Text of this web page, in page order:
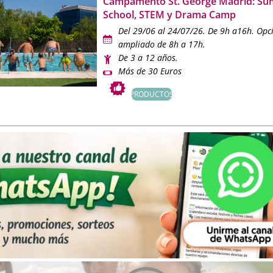
allá de la cercanía al domicilio.
creemos que una buena educación comienza por una
sección sobre colegios de Madrid
de madres y padres y ofrecerte una visión completa de
School, STEM y Drama Camp
Del 29/06 al 24/07/26. De 9h a16h.
ampliado de 8h a 17h.
De 3 a 12 años.
Más de 30 Euros
PRODUCTOS